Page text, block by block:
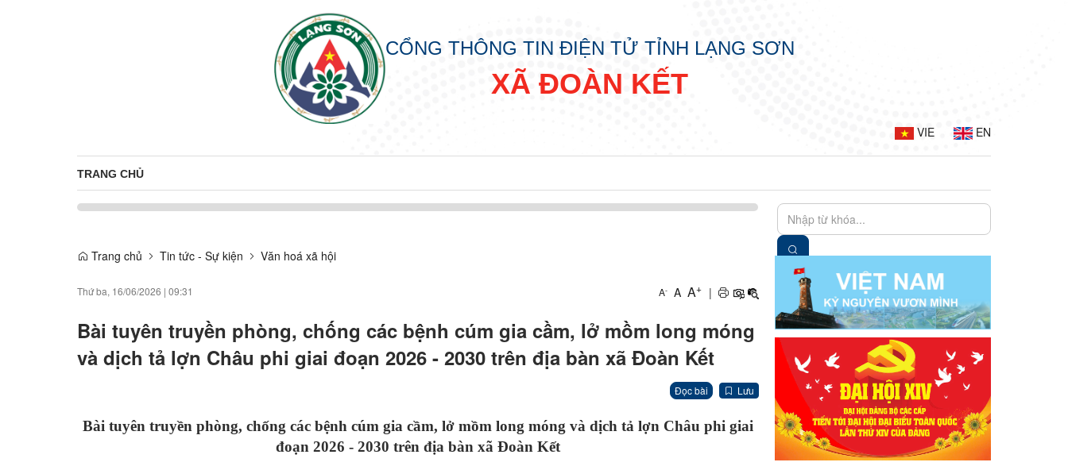
CỔNG THÔNG TIN ĐIỆN TỬ TỈNH LẠNG SƠN
XÃ ĐOÀN KẾT
VIE EN
TRANG CHỦ
Trang chủ Tin tức - Sự kiện Văn hoá xã hội
Thứ ba, 16/06/2026 | 09:31 A- A A+ |
Bài tuyên truyền phòng, chống các bệnh cúm gia cầm, lở mồm long móng
và dịch tả lợn Châu phi giai đoạn 2026 - 2030 trên địa bàn xã Đoàn Kết
Đọc bài Lưu
Bài tuyên truyền phòng, chống các bệnh cúm gia cầm, lở mồm long móng và dịch tả lợn Châu phi giai
đoạn 2026 - 2030 trên địa bàn xã Đoàn Kết